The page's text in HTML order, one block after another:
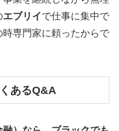
エブリイで仕事に集中で
専門家に頼ったからで
あるQ&A